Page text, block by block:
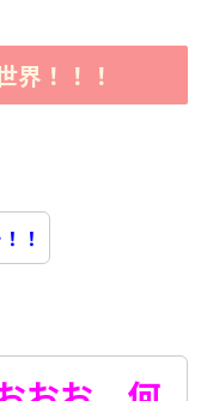
界！！！
！